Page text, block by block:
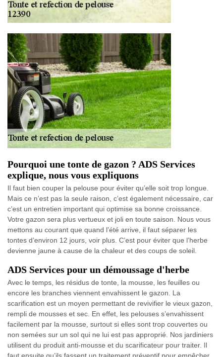
Pourquoi une tonte de gazon ? ADS Services
explique, nous vous expliquons
Il faut bien couper la pelouse pour éviter qu’elle soit trop longue.
Mais ce n’est pas la seule raison, c’est également nécessaire, car
c’est un entretien important qui optimise sa bonne croissance.
Votre gazon sera plus vertueux et joli en toute saison. Nous vous
mettons au courant que quand l’été arrive, il faut séparer les
tontes d’environ 12 jours, voir plus. C’est pour éviter que l’herbe
devienne jaune à cause de la chaleur et des coups de soleil.
ADS Services pour un démoussage d'herbe
Avec le temps, les résidus de tonte, la mousse, les feuilles ou
encore les branches viennent envahissent le gazon. La
scarification est un moyen permettant de revivifier le vieux gazon,
rempli de mousses et sec. En effet, les pelouses s’envahissent
facilement par la mousse, surtout si elles sont trop couvertes ou
non semées sur un sol qui ne lui est pas approprié. Nos jardiniers
utilisent du produit anti-mousse et du scarificateur pour traiter. Il